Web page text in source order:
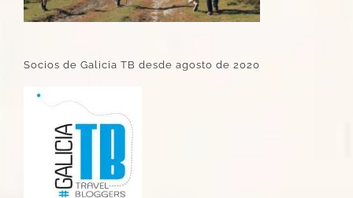
Socios de Galicia TB desde agosto de 2020